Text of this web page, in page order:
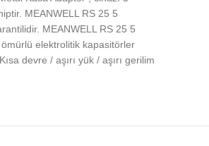
MEANWELL RS 25 5
MEANWELL RS 25 5
ömürlü elektrolitik kapasitörler
devre / aşırı yük / aşırı gerilim